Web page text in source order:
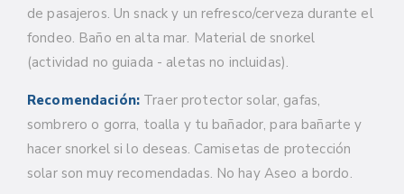
de pasajeros. Un snack y un refresco/cerveza durante el
fondeo. Baño en alta mar. Material de snorkel
(actividad no guiada - aletas no incluidas).
Recomendación:Traer protector solar, gafas,
sombrero o gorra, toalla y tu bañador, para bañarte y
hacer snorkel si lo deseas. Camisetas de protección
solar son muy recomendadas. No hay Aseo a bordo.